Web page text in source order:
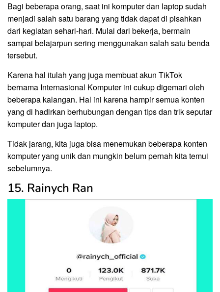
Bagi beberapa orang, saat ini komputer dan laptop sudah
menjadi salah satu barang yang tidak dapat di pisahkan
dari kegiatan sehari-hari. Mulai dari bekerja, bermain
sampai belajarpun sering menggunakan salah satu benda
tersebut.
Karena hal itulah yang juga membuat akun TikTok
bernama Internasional Komputer ini cukup digemari oleh
beberapa kalangan. Hal ini karena hampir semua konten
yang di hadirkan berhubungan dengan tips dan trik seputar
komputer dan juga laptop.
Tidak jarang, kita juga bisa menemukan beberapa konten
komputer yang unik dan mungkin belum pernah kita temui
sebelumnya.
15. Rainych Ran